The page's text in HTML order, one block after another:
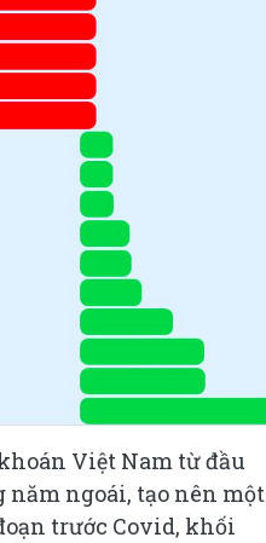
Việt Nam từ đầu
năm ngoái, tạo nên một
trước Covid, khối